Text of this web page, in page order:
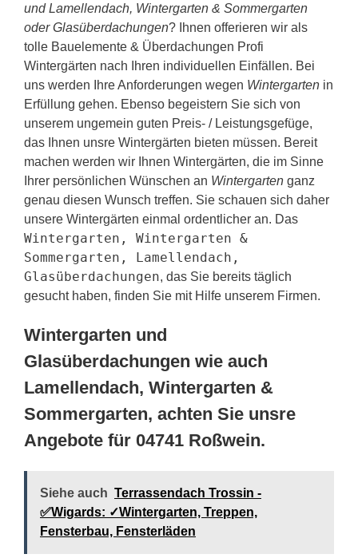
und Lamellendach, Wintergarten & Sommergarten
oder Glasüberdachungen? Ihnen offerieren wir als
tolle Bauelemente & Überdachungen Profi
Wintergärten nach Ihren individuellen Einfällen. Bei
uns werden Ihre Anforderungen wegen Wintergarten in
Erfüllung gehen. Ebenso begeistern Sie sich von
unserem ungemein guten Preis- / Leistungsgefüge,
das Ihnen unsre Wintergärten bieten müssen. Bereit
machen werden wir Ihnen Wintergärten, die im Sinne
Ihrer persönlichen Wünschen an Wintergarten ganz
genau diesen Wunsch treffen. Sie schauen sich daher
unsere Wintergärten einmal ordentlicher an. Das
Wintergarten, Wintergarten &
Sommergarten, Lamellendach,
Glasüberdachungen, das Sie bereits täglich
gesucht haben, finden Sie mit Hilfe unserem Firmen.
Wintergarten und
Glasüberdachungen wie auch
Lamellendach, Wintergarten &
Sommergarten, achten Sie unsre
Angebote für 04741 Roßwein.
Siehe auch Terrassendach Trossin -
✅Wigards: ✓Wintergarten, Treppen,
Fensterbau, Fensterläden